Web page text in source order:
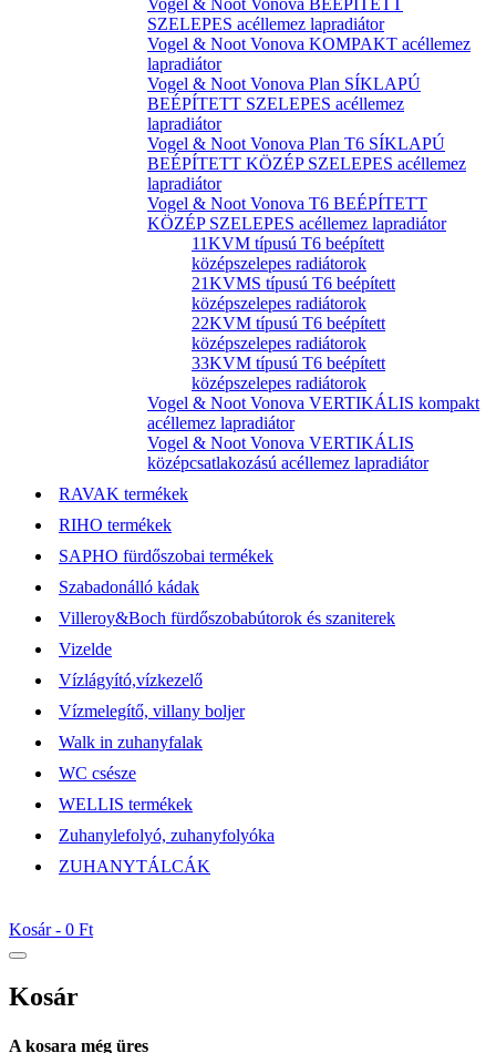
Vogel & Noot Vonova BEÉPÍTETT
SZELEPES acéllemez lapradiátor
Vogel & Noot Vonova KOMPAKT acéllemez
lapradiátor
Vogel & Noot Vonova Plan SÍKLAPÚ
BEÉPÍTETT SZELEPES acéllemez
lapradiátor
Vogel & Noot Vonova Plan T6 SÍKLAPÚ
BEÉPÍTETT KÖZÉP SZELEPES acéllemez
lapradiátor
Vogel & Noot Vonova T6 BEÉPÍTETT
KÖZÉP SZELEPES acéllemez lapradiátor
11KVM típusú T6 beépített
középszelepes radiátorok
21KVMS típusú T6 beépített
középszelepes radiátorok
22KVM típusú T6 beépített
középszelepes radiátorok
33KVM típusú T6 beépített
középszelepes radiátorok
Vogel & Noot Vonova VERTIKÁLIS kompakt
acéllemez lapradiátor
Vogel & Noot Vonova VERTIKÁLIS
középcsatlakozású acéllemez lapradiátor
RAVAK termékek
RIHO termékek
SAPHO fürdőszobai termékek
Szabadonálló kádak
Villeroy&Boch fürdőszobabútorok és szaniterek
Vizelde
Vízlágyító,vízkezelő
Vízmelegítő, villany boljer
Walk in zuhanyfalak
WC csésze
WELLIS termékek
Zuhanylefolyó, zuhanyfolyóka
ZUHANYTÁLCÁK
Kosár - 0 Ft
Kosár
A kosara még üres